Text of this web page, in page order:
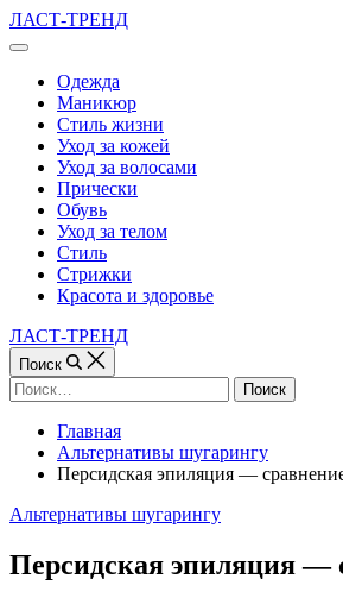
Перейти
к
ЛАСТ-ТРЕНД
Вне
холстаОдежда
Маникюр
Стиль жизни
Уход за кожей
Уход за волосами
Прически
Обувь
Уход за телом
Стиль
Стрижки
Красота и здоровье
ЛАСТ-ТРЕНД
Поиск
Найти:
Главная
Альтернативы шугарингу
Персидская эпиляция —
Рубрики
Альтернативы шугарингу
Персидская эпиляция —